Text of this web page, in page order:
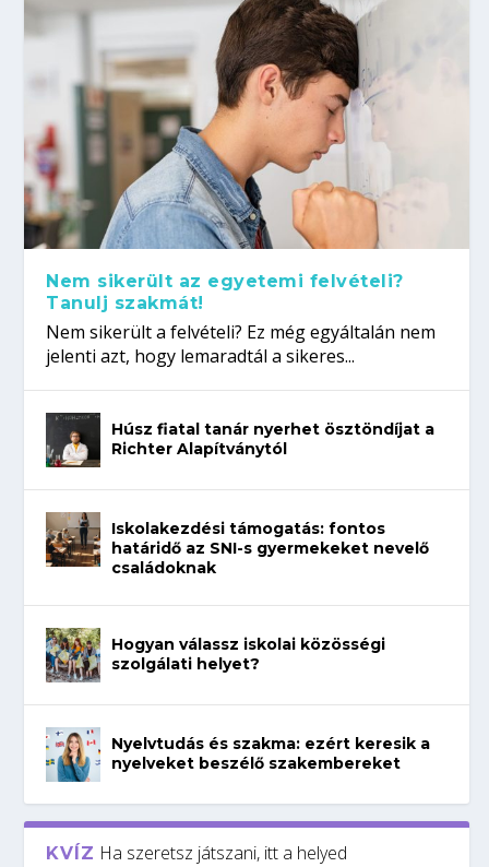
Nem sikerült az egyetemi felvételi?
Tanulj szakmát!
Nem sikerült a felvételi? Ez még egyáltalán nem
jelenti azt, hogy lemaradtál a sikeres...
Húsz fiatal tanár nyerhet ösztöndíjat a
Richter Alapítványtól
Iskolakezdési támogatás: fontos
határidő az SNI-s gyermekeket nevelő
családoknak
Hogyan válassz iskolai közösségi
szolgálati helyet?
Nyelvtudás és szakma: ezért keresik a
nyelveket beszélő szakembereket
KVÍZ Ha szeretsz játszani, itt a helyed